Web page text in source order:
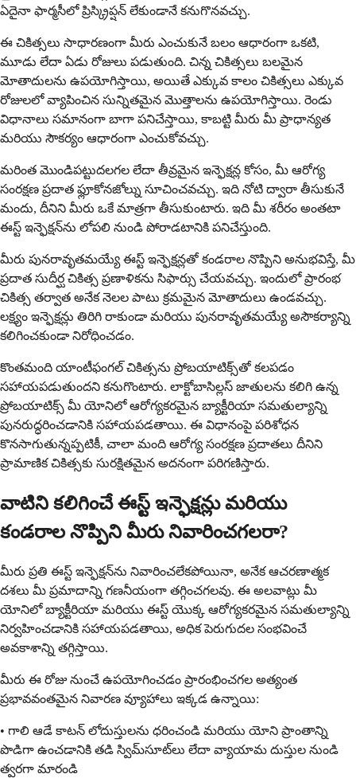
ఏదైనా ఫార్మసీలో ప్రిస్క్రిప్షన్ లేకుండానే కనుగొనవచ్చు.
ఈ చికిత్సలు సాధారణంగా మీరు ఎంచుకునే బలం ఆధారంగా ఒకటి,
మూడు లేదా ఏడు రోజులు పడుతుంది. చిన్న చికిత్సలు బలమైన
మోతాదులను ఉపయోగిస్తాయి, అయితే ఎక్కువ కాలం చికిత్సలు ఎక్కువ
రోజులలో వ్యాపించిన సున్నితమైన మొత్తాలను ఉపయోగిస్తాయి. రెండు
విధానాలు సమానంగా బాగా పనిచేస్తాయి, కాబట్టి మీరు మీ ప్రాధాన్యత
మరియు సౌకర్యం ఆధారంగా ఎంచుకోవచ్చు.
మరింత మొండిపట్టుదలగల లేదా తీవ్రమైన ఇన్ఫెక్షన్ల కోసం, మీ ఆరోగ్య
సంరక్షణ ప్రదాత ఫ్లూకోనజోల్ను సూచించవచ్చు. ఇది నోటి ద్వారా తీసుకునే
మందు, దీనిని మీరు ఒకే మాత్రగా తీసుకుంటారు. ఇది మీ శరీరం అంతటా
ఈస్ట్ ఇన్ఫెక్షన్‌ను లోపలి నుండి పోరాడటానికి పనిచేస్తుంది.
మీరు పునరావృతమయ్యే ఈస్ట్ ఇన్ఫెక్షన్లతో కండరాల నొప్పిని అనుభవిస్తే, మీ
ప్రదాత సుదీర్ఘ చికిత్స ప్రణాళికను సిఫార్సు చేయవచ్చు. ఇందులో ప్రారంభ
చికిత్స తర్వాత అనేక నెలల పాటు క్రమమైన మోతాదులు ఉండవచ్చు.
లక్ష్యం ఇన్ఫెక్షన్లు తిరిగి రాకుండా మరియు పునరావృతమయ్యే అసౌకర్యాన్ని
కలిగించకుండా నిరోధించడం.
కొంతమంది యాంటీఫంగల్ చికిత్సను ప్రోబయాటిక్స్‌తో కలపడం
సహాయపడుతుందని కనుగొంటారు. లాక్టోబాసిల్లస్ జాతులను కలిగి ఉన్న
ప్రోబయాటిక్స్ మీ యోనిలో ఆరోగ్యకరమైన బ్యాక్టీరియా సమతుల్యాన్ని
పునరుద్ధరించడానికి సహాయపడతాయి. ఈ విధానంపై పరిశోధన
కొనసాగుతున్నప్పటికీ, చాలా మంది ఆరోగ్య సంరక్షణ ప్రదాతలు దీనిని
ప్రామాణిక చికిత్సకు సురక్షితమైన అదనంగా పరిగణిస్తారు.
వాటిని కలిగించే ఈస్ట్ ఇన్ఫెక్షన్లు మరియు
కండరాల నొప్పిని మీరు నివారించగలరా?
మీరు ప్రతి ఈస్ట్ ఇన్ఫెక్షన్‌ను నివారించలేకపోయినా, అనేక ఆచరణాత్మక
దశలు మీ ప్రమాదాన్ని గణనీయంగా తగ్గించగలవు. ఈ అలవాట్లు మీ
యోనిలో బ్యాక్టీరియా మరియు ఈస్ట్ యొక్క ఆరోగ్యకరమైన సమతుల్యాన్ని
నిర్వహించడానికి సహాయపడతాయి, అధిక పెరుగుదల సంభవించే
అవకాశాన్ని తగ్గిస్తాయి.
మీరు ఈ రోజు నుంచే ఉపయోగించడం ప్రారంభించగల అత్యంత
ప్రభావవంతమైన నివారణ వ్యూహాలు ఇక్కడ ఉన్నాయి:
• గాలి ఆడే కాటన్ లోదుస్తులను ధరించండి మరియు యోని ప్రాంతాన్ని
పొడిగా ఉంచడానికి తడి స్విమ్‌సూట్‌లు లేదా వ్యాయామ దుస్తుల నుండి
త్వరగా మారండి